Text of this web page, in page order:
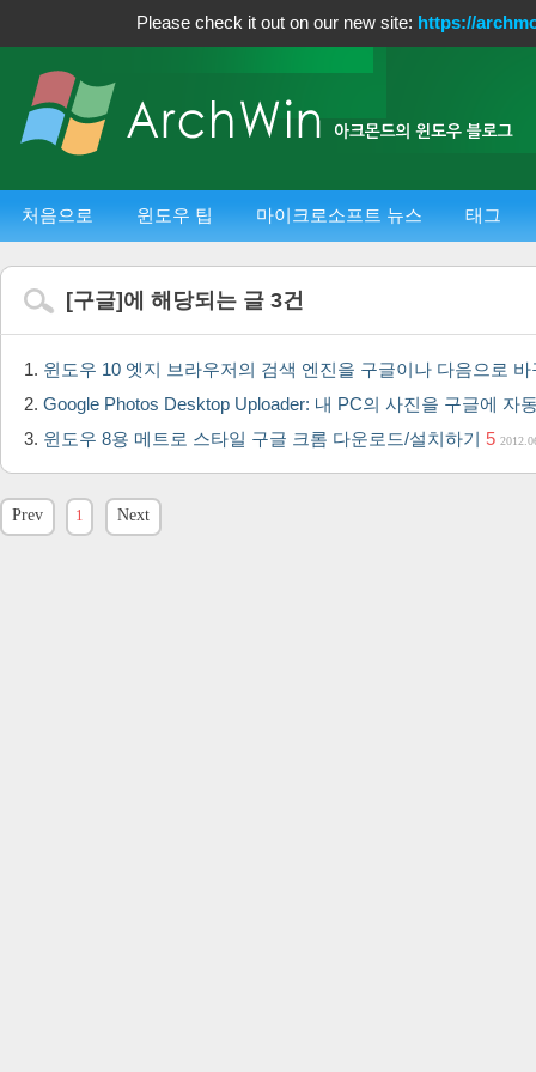
Please check it out on our new site: https://
처음으로 윈도우 팁 마이크로소프트 뉴스 태그
[구글]에 해당되는 글 3건
윈도우 10 엣지 브라우저의 검색 엔진을 구글이나 다음으로
Google Photos Desktop Uploader: 내 PC의 사진을 구글에 자
윈도우 8용 메트로 스타일 구글 크롬 다운로드/설치하기 5
Prev 1 Next